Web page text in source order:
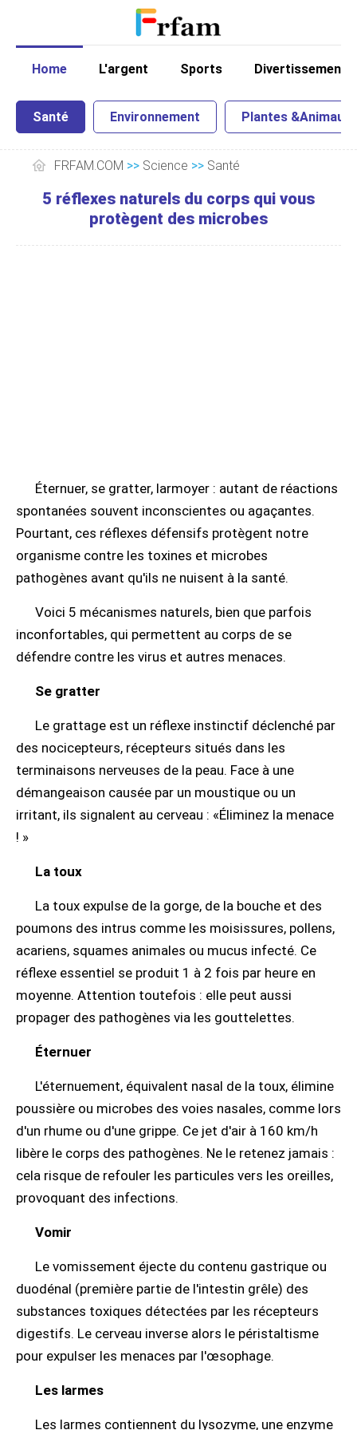
Home L'argent Sports Divertissement
Santé Environnement Plantes &Animaux
FRFAM.COM >> Science >> Santé
5 réflexes naturels du corps qui vous
protègent des microbes
Éternuer, se gratter, larmoyer : autant de réactions
spontanées souvent inconscientes ou agaçantes.
Pourtant, ces réflexes défensifs protègent notre
organisme contre les toxines et microbes
pathogènes avant qu'ils ne nuisent à la santé.
Voici 5 mécanismes naturels, bien que parfois
inconfortables, qui permettent au corps de se
défendre contre les virus et autres menaces.
Se gratter
Le grattage est un réflexe instinctif déclenché par
des nocicepteurs, récepteurs situés dans les
terminaisons nerveuses de la peau. Face à une
démangeaison causée par un moustique ou un
irritant, ils signalent au cerveau : «Éliminez la menace
! »
La toux
La toux expulse de la gorge, de la bouche et des
poumons des intrus comme les moisissures, pollens,
acariens, squames animales ou mucus infecté. Ce
réflexe essentiel se produit 1 à 2 fois par heure en
moyenne. Attention toutefois : elle peut aussi
propager des pathogènes via les gouttelettes.
Éternuer
L'éternuement, équivalent nasal de la toux, élimine
poussière ou microbes des voies nasales, comme lors
d'un rhume ou d'une grippe. Ce jet d'air à 160 km/h
libère le corps des pathogènes. Ne le retenez jamais :
cela risque de refouler les particules vers les oreilles,
provoquant des infections.
Vomir
Le vomissement éjecte du contenu gastrique ou
duodénal (première partie de l'intestin grêle) des
substances toxiques détectées par les récepteurs
digestifs. Le cerveau inverse alors le péristaltisme
pour expulser les menaces par l'œsophage.
Les larmes
Les larmes contiennent du lysozyme, une enzyme